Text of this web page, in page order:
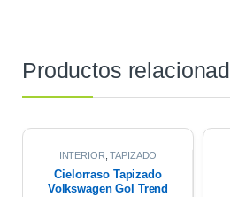
Productos
INTERIOR ,TAPIZADO
TECHO
Cielorraso Tapizado
Volkswagen Gol Trend